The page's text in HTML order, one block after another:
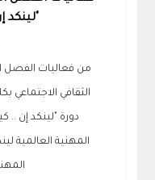
"لينكد
الثقافي الاجتماعي
دورة "لينكد إن ..
المهنية العالمية